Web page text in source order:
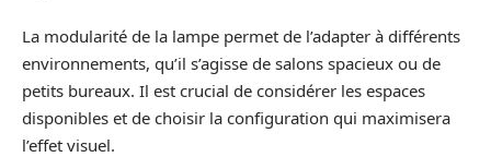
La modularité de la lampe permet de l’adapter à différents
environnements, qu’il s’agisse de salons spacieux ou de
petits bureaux. Il est crucial de considérer les espaces
disponibles et de choisir la configuration qui maximisera
l’effet visuel.